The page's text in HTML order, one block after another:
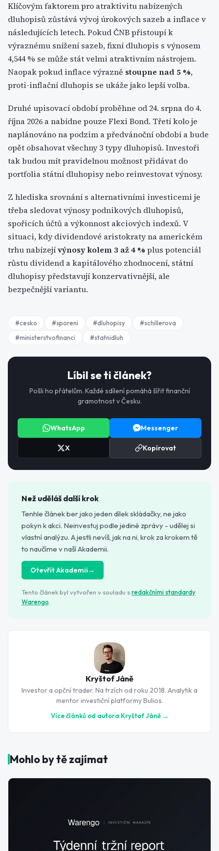
Klíčovým faktorem pro atraktivitu nabízených
dluhopisů zůstává vývoj úrokových sazeb a inflace v
následujících letech. Pokud ČNB přistoupí k
výraznému snížení sazeb, fixní dluhopis s výnosem
4,544 % se může stát velmi atraktivním nástrojem.
Naopak pokud inflace výrazně stoupne nad 5 %,
proti-inflační dluhopis se ukáže jako lepší volba.
Druhé upisovací období proběhne od 24. srpna do 4.
října 2026 a nabídne pouze Flexi Bond. Třetí kolo je
naplánováno na podzim a předvánoční období a bude
opět obsahovat všechny 3 typy dluhopisů. Investoři
tak budou mít pravidelnou možnost přidávat do
portfolia státní dluhopisy nebo reinvestovat výnosy.
Z hlediska srovnání s alternativními investicemi je
třeba sledovat výnosy podnikových dluhopisů,
spořicích účtů a výkonnost akciových indexů. V
situaci, kdy dividendové aristokraty na americkém
trhu nabízejívýnosy kolem 3 až 4 % plus potenciál
růstu dividend a kapitálového zhodnocení, státní
dluhopisy představují konzervativnější, ale
bezpečnější variantu.
#cesko #sporeni #dluhopisy #schillerova
#ministerstvofinanci #statnidluh
Líbil se ti článek?
Pošli ho přátelům. Každé sdílení pomáhá šířit finanční
gramotnost v Česku.
WhatsApp Messenger
X Kopírovat
Než uděláš další krok
Tenhle článek ber jako jeden dílek skládačky, ne jako
pokyn k akci. Neinvestuj podle jediné zprávy - udělej si
vlastní analýzu. A jestli nevíš, jak na ni, krok za krokem tě
to naučíme v naší Akademii.
Otevřít Akademii→
Tento článek byl vytvořen v souladu sredakčními standardy
Warengo
Kryštof Jáně
Investor a opční trader. Na trzích od roku 2018. Analytik a
mentor investiční platformy Bulios.
Více článků od autora Kryštof Jáně →
Mohlo by tě zajímat